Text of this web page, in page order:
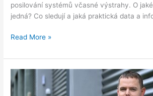
posilování systémů včasné výstrahy. O
jedná? Co sledují a jaká praktická data a
Read More »
Miroslav
Trnka